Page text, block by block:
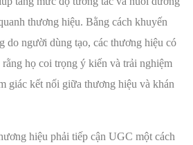
thương hiệu. Bằng cách khuyến
do người dùng tạo, các thương hiệu có
họ coi trọng ý kiến ​​và trải nghiệm
giác kết nối giữa thương hiệu và khán
hiệu phải tiếp cận UGC một cách